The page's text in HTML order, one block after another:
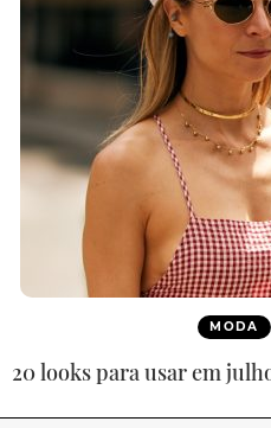
MODA
20 looks para usar em